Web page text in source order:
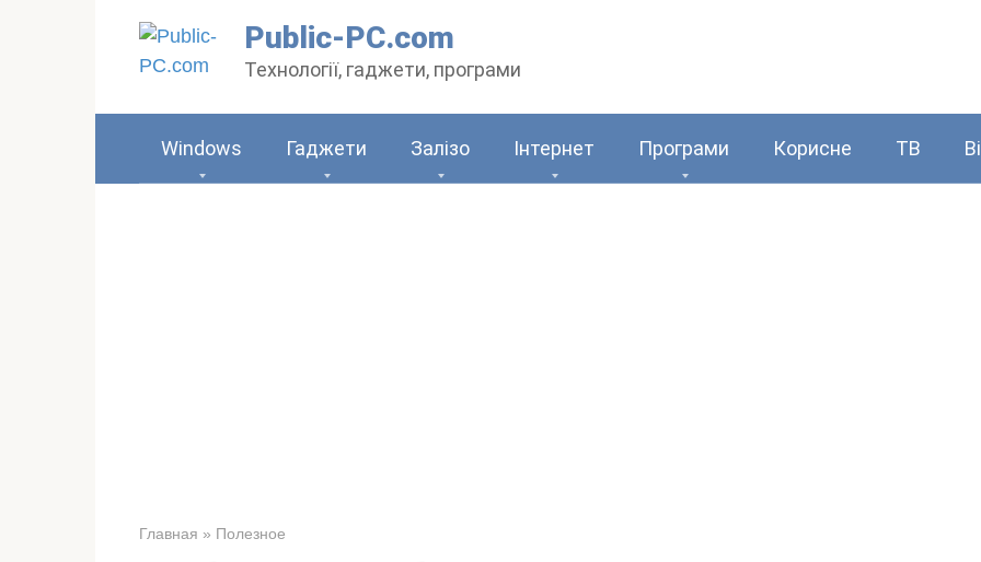
Public-PC.com
Технології, гаджети, програми
Windows Гаджети Залізо Інтернет Програми Корисне ТВ
Главная » Полезное